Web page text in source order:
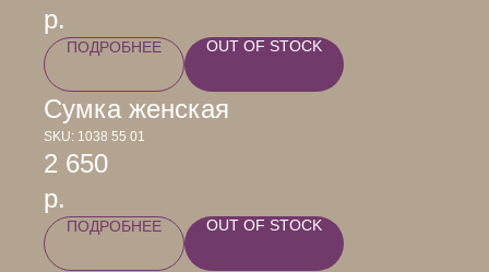
р.
ПОДРОБНЕЕ OUT OF STOCK
Сумка женская
SKU: 1038 55 01
2 650
р.
ПОДРОБНЕЕ OUT OF STOCK